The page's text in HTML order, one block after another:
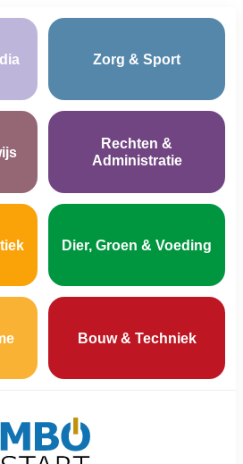
Zorg & Sport
Rechten &
Administratie
Dier, Groen & Voeding
Bouw & Techniek